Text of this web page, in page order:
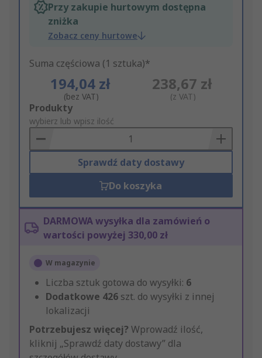
Przy zakupie hurtowym dostępna
zniżka
Zobacz ceny hurtowe
Suma częściowa (1 sztuka)*
194,04 zł
(bez VAT)
238,67 zł
(z VAT)
Add
to
Basket
Produkty
wybierz lub wpisz ilość
Sprawdź daty dostawy
Do koszyka
DARMOWA wysyłka dla zamówień o
wartości powyżej 330,00 zł
W magazynie
Liczba sztuk gotowa do wysyłki: 6
Dodatkowe 426 szt. do wysyłki z innej
lokalizacji
Potrzebujesz więcej? Wprowadź ilość,
kliknij „Sprawdź daty dostawy” dla